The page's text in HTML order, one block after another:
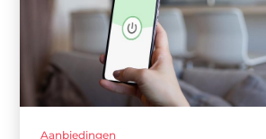
Aanbiedingen